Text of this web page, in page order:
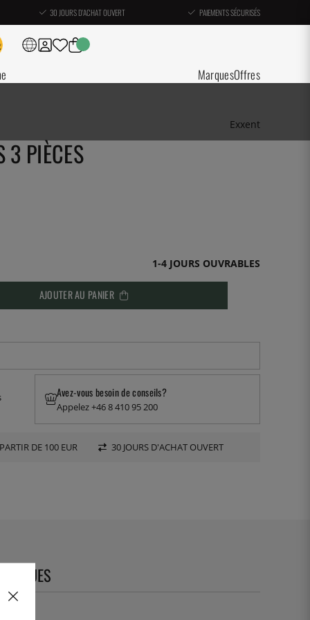
30 JOURS D'ACHAT OUVERT PAIEMENTS SÉCURISÉS
MarquesOffres
Exxent
3 PIÈCES
1-4 JOURS OUVRABLES
AJOUTER AU PANIER
Avez-vous besoin de conseils?
Appelez +46 8 410 95 200
DE 100 EUR 30 JOURS D'ACHAT OUVERT